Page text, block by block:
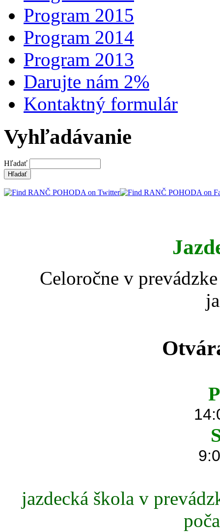
Program 2015
Program 2014
Program 2013
Darujte nám 2%
Kontaktný formulár
Vyhľadávanie
Hľadať
Celoročne v
jazdecká škola v